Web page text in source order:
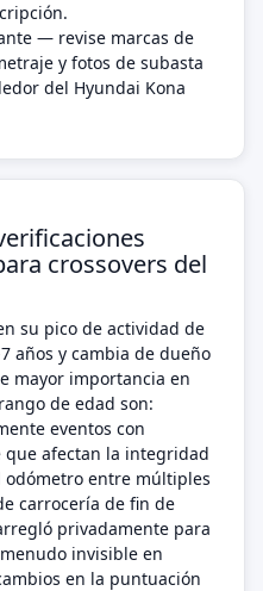
— revise marcas de
y fotos de subasta
del Hyundai Kona
crossovers del
su pico de actividad de
años y cambia de dueño
mayor importancia en
de edad son:
eventos con
afectan la integridad
entre múltiples
carrocería de fin de
privadamente para
invisible en
en la puntuación